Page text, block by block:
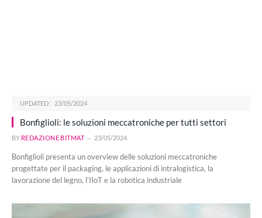
UPDATED: 23/05/2024
Bonfiglioli: le soluzioni meccatroniche per tutti settori
BY REDAZIONE BITMAT 23/05/2024
Bonfiglioli presenta un overview delle soluzioni meccatroniche
progettate per il packaging, le applicazioni di intralogistica, la
lavorazione del legno, l’IIoT e la robotica industriale